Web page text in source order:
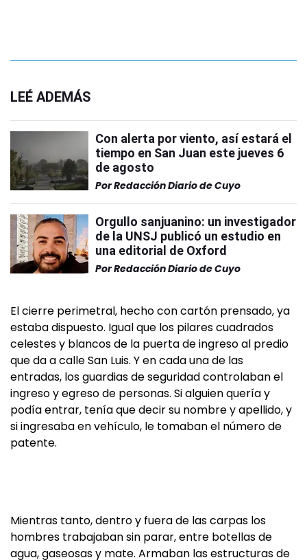
LEÉ ADEMÁS
Con alerta por viento, así estará el
tiempo en San Juan este jueves 6
de agosto
PorRedacción Diario de Cuyo
Orgullo sanjuanino: un investigador
de la UNSJ publicó un estudio en
una editorial de Oxford
PorRedacción Diario de Cuyo
El cierre perimetral, hecho con cartón prensado, ya
estaba dispuesto. Igual que los pilares cuadrados
celestes y blancos de la puerta de ingreso al predio
que da a calle San Luis. Y en cada una de las
entradas, los guardias de seguridad controlaban el
ingreso y egreso de personas. Si alguien quería y
podía entrar, tenía que decir su nombre y apellido, y
si ingresaba en vehículo, le tomaban el número de
patente.
Mientras tanto, dentro y fuera de las carpas los
hombres trabajaban sin parar, entre botellas de
agua, gaseosas y mate. Armaban las estructuras de